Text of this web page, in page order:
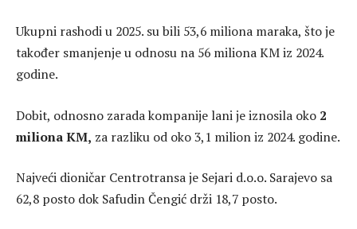
Ukupni rashodi u 2025. su bili 53,6 miliona maraka, što je
također smanjenje u odnosu na 56 miliona KM iz 2024.
godine.
Dobit, odnosno zarada kompanije lani je iznosila oko 2
miliona KM, za razliku od oko 3,1 milion iz 2024. godine.
Najveći dioničar Centrotransa je Sejari d.o.o. Sarajevo sa
62,8 posto dok Safudin Čengić drži 18,7 posto.